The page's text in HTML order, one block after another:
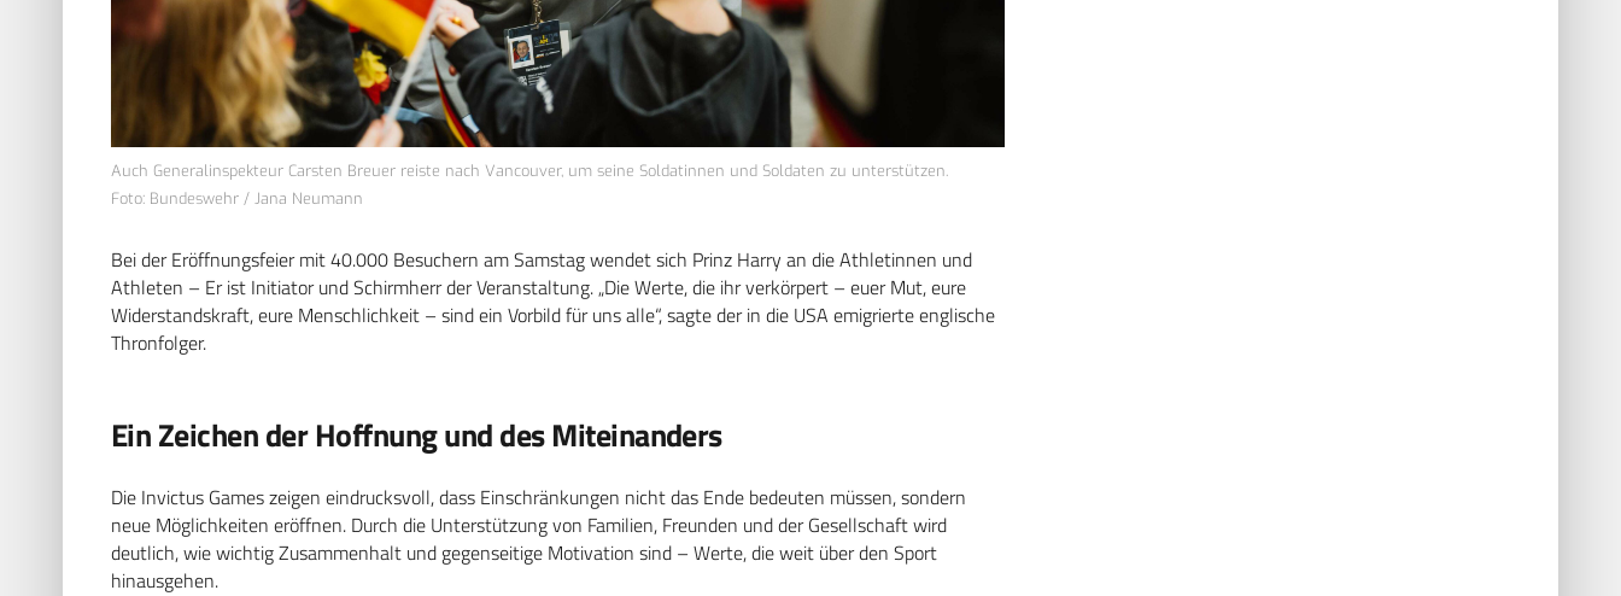
Auch Generalinspekteur Carsten Breuer reiste nach Vancouver, um seine Soldatinnen und Soldaten zu unterstützen.
Foto: Bundeswehr / Jana Neumann
Bei der Eröffnungsfeier mit 40.000 Besuchern am Samstag wendet sich Prinz Harry an die Athletinnen und
Athleten – Er ist Initiator und Schirmherr der Veranstaltung. „Die Werte, die ihr verkörpert – euer Mut, eure
Widerstandskraft, eure Menschlichkeit – sind ein Vorbild für uns alle“, sagte der in die USA emigrierte englische
Thronfolger.
Ein Zeichen der Hoffnung und des Miteinanders
Die Invictus Games zeigen eindrucksvoll, dass Einschränkungen nicht das Ende bedeuten müssen, sondern
neue Möglichkeiten eröffnen. Durch die Unterstützung von Familien, Freunden und der Gesellschaft wird
deutlich, wie wichtig Zusammenhalt und gegenseitige Motivation sind – Werte, die weit über den Sport
hinausgehen.